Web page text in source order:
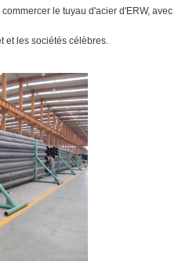
le tuyau d'acier d'ERW, avec
et les sociétés célèbres.